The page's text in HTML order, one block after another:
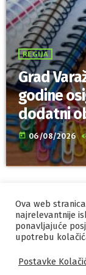
REGIJA
Grad
godine
dodatni
today 06/08/2026
IZRADA I
MARKETING
PRAVILA
Ova web
najrelevantnije
ponavljajuće
upotrebu
Postavke